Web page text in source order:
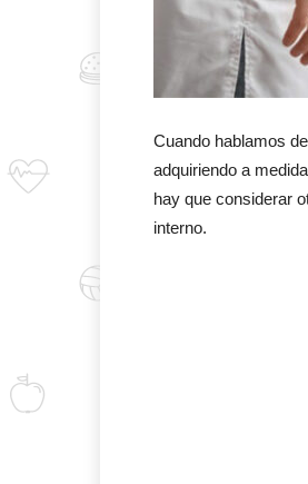
Cuando hablamos
adquiriendo a
hay que considerar
interno.